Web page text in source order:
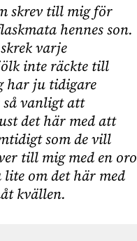
skrev till mig för
hennes son.
varje
inte räckte till
har ju tidigare
vanligt att
det här med att
som de vill
till mig med en oro
om det här med
kvällen.